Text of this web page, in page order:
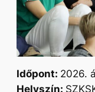
Időpont: 2026.
Helyszín: